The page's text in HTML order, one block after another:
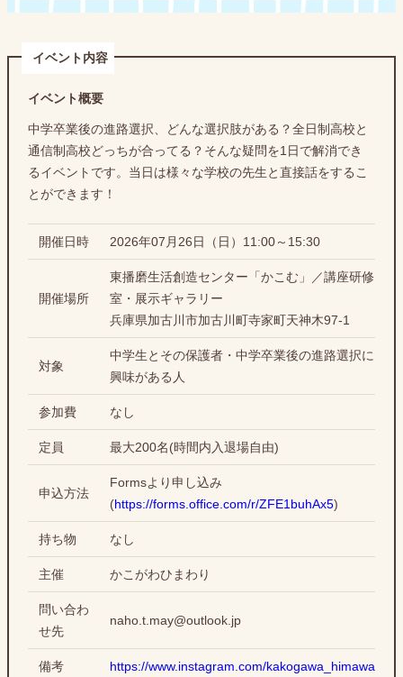
イベント内容
イベント概要
中学卒業後の進路選択、どんな選択肢がある？全日制高校と
通信制高校どっちが合ってる？そんな疑問を1日で解消でき
るイベントです。当日は様々な学校の先生と直接話をするこ
とができます！
開催日時 2026年07月26日（日）11:00～15:30
開催場所
東播磨生活創造センター「かこむ」／講座研修
室・展示ギャラリー
兵庫県加古川市加古川町寺家町天神木97-1
対象
中学生とその保護者・中学卒業後の進路選択に
興味がある人
参加費 なし
定員 最大200名(時間内入退場自由)
申込方法
Formsより申し込み
(https://forms.office.com/r/ZFE1buhAx5)
持ち物 なし
主催 かこがわひまわり
問い合わ
せ先
naho.t.may@outlook.jp
備考 https://www.instagram.com/kakogawa_himawari